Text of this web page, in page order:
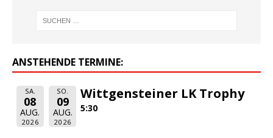
ANSTEHENDE TERMINE:
SA.
08
AUG.
2026
SO.
09
AUG.
2026
Wittgensteiner LK Trophy
5:30